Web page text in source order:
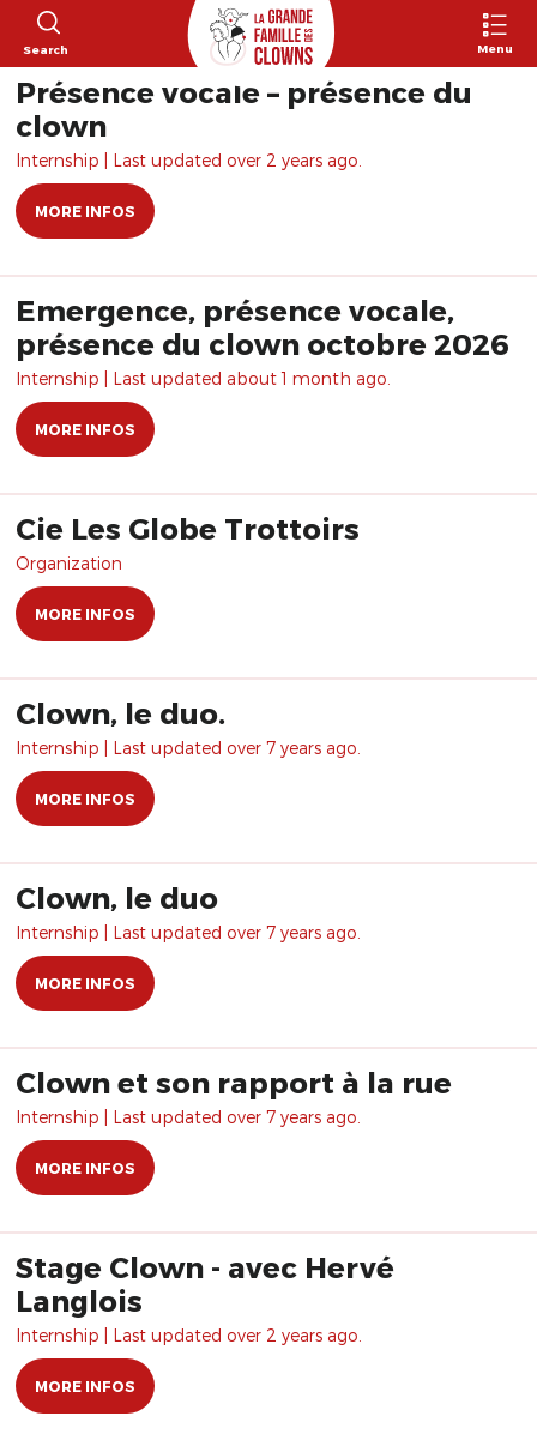
Search Menu
Présence vocale – présence du
clown
Internship | Last updated over 2 years ago.
MORE INFOS
Emergence, présence vocale,
présence du clown octobre 2026
Internship | Last updated about 1 month ago.
MORE INFOS
Cie Les Globe Trottoirs
Organization
MORE INFOS
Clown, le duo.
Internship | Last updated over 7 years ago.
MORE INFOS
Clown, le duo
Internship | Last updated over 7 years ago.
MORE INFOS
Clown et son rapport à la rue
Internship | Last updated over 7 years ago.
MORE INFOS
Stage Clown - avec Hervé
Langlois
Internship | Last updated over 2 years ago.
MORE INFOS